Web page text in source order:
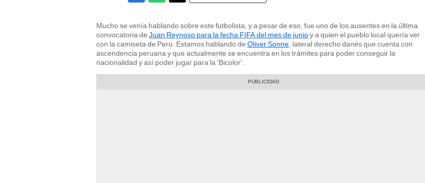
Mucho se venía hablando sobre este futbolista, y a pesar de eso, fue uno de los ausentes en la última
convocatoria de Juan Reynoso para la fecha FIFA del mes de junioy a quien el pueblo local quería ver
con la camiseta de Perú. Estamos hablando de Oliver Sonne , lateral derecho danés que cuenta con
ascendencia peruana y que actualmente se encuentra en los trámites para poder conseguir la
nacionalidad y así poder jugar para la 'Bicolor'.